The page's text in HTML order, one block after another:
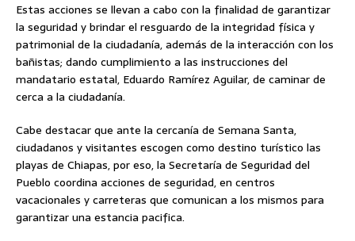
Estas acciones se llevan a cabo con la finalidad de garantizar
la seguridad y brindar el resguardo de la integridad física y
patrimonial de la ciudadanía, además de la interacción con los
bañistas; dando cumplimiento a las instrucciones del
mandatario estatal, Eduardo Ramírez Aguilar, de caminar de
cerca a la ciudadanía.
Cabe destacar que ante la cercanía de Semana Santa,
ciudadanos y visitantes escogen como destino turístico las
playas de Chiapas, por eso, la Secretaría de Seguridad del
Pueblo coordina acciones de seguridad, en centros
vacacionales y carreteras que comunican a los mismos para
garantizar una estancia pacifica.